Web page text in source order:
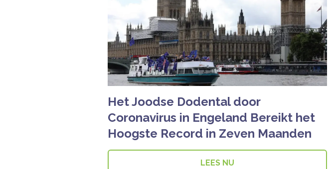
Het Joodse Dodental door
Coronavirus in Engeland Bereikt het
Hoogste Record in Zeven Maanden
LEES NU